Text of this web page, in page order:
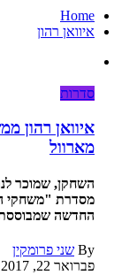
Home
איוואן רהון
סדרות
איוואן רהון
מארוול
השחקן, שמוכר
מסדרת "משחקי
החדשה שמבוססת
By שני פרומקין
פברואר 22, 2017